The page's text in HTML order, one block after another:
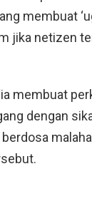
membuat
jika netizen
membuat
dengan